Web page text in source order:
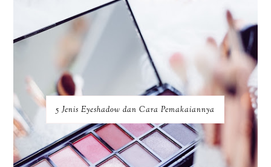
5 Jenis Eyeshadow dan Cara Pemakaiannya